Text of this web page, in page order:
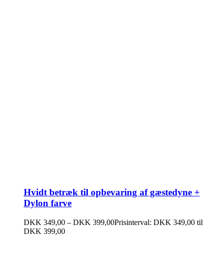
Hvidt betræk til opbevaring af gæstedyne +
Dylon farve
DKK 349,00 – DKK 399,00Prisinterval: DKK 349,00 til
DKK 399,00